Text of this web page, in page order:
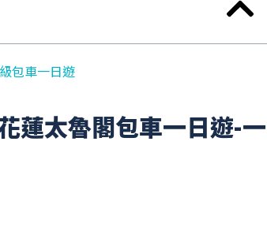
包車一日遊
蓮太魯閣包車一日遊-一